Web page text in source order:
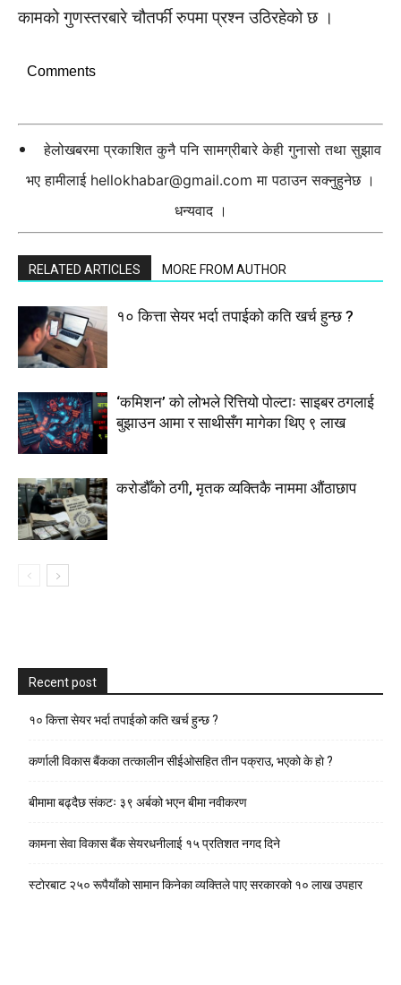
कामको गुणस्तरबारे चौतर्फी रुपमा प्रश्न उठिरहेको छ ।
Comments
हेलोखबरमा प्रकाशित कुनै पनि सामग्रीबारे केही गुनासो तथा सुझाव
भए हामीलाई hellokhabar@gmail.com मा पठाउन सक्नुहुनेछ ।
धन्यवाद ।
RELATED ARTICLES MORE FROM AUTHOR
१० कित्ता सेयर भर्दा तपाईको कति खर्च हुन्छ ?
‘कमिशन’ को लोभले रित्तियो पोल्टाः साइबर ठगलाई
बुझाउन आमा र साथीसँग मागेका थिए ९ लाख
करोडौँको ठगी, मृतक व्यक्तिकै नाममा औंठाछाप
Recent post
१० कित्ता सेयर भर्दा तपाईको कति खर्च हुन्छ ?
कर्णाली विकास बैंकका तत्कालीन सीईओसहित तीन पक्राउ, भएकाे के हाे ?
बीमामा बढ्दैछ संकटः ३९ अर्बको भएन बीमा नवीकरण
कामना सेवा विकास बैंक सेयरधनीलाई १५ प्रतिशत नगद दिने
स्टाेरबाट २५० रूपैयाँको सामान किनेका व्यक्तिले पाए सरकारको १० लाख उपहार